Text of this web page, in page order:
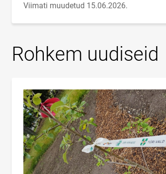
Viimati muudetud 15.06.2026.
Rohkem uudiseid